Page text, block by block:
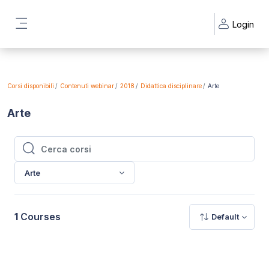
Login
Corsi disponibili Contenuti webinar 2018 Didattica disciplinare Arte
Arte
Cerca corsi
Cerca corsi
Arte
1 Courses Default